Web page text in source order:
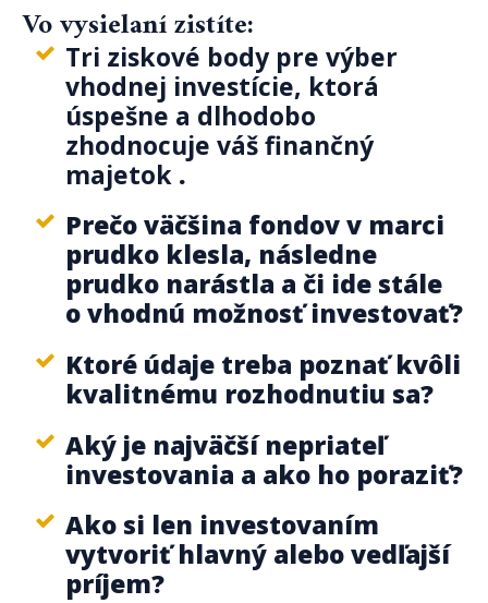
Vo vysielaní zistíte:
Tri ziskové body pre výber
vhodnej investície, ktorá
úspešne a dlhodobo
zhodnocuje váš finančný
majetok .
Prečo väčšina fondov v marci
prudko klesla, následne
prudko narástla a či ide stále
o vhodnú možnosť investovať?
Ktoré údaje treba poznať kvôli
kvalitnému rozhodnutiu sa?
Aký je najväčší nepriateľ
investovania a ako ho poraziť?
Ako si len investovaním
vytvoriť hlavný alebo vedľajší
príjem?